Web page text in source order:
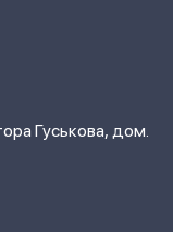
Гуськова, дом.